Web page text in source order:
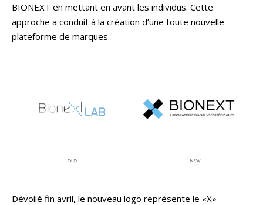
BIONEXT en mettant en avant les individus. Cette
approche a conduit à la création d’une toute nouvelle
plateforme de marques.
Dévoilé fin avril, le nouveau logo représente le «X»